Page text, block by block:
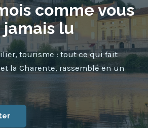
comme vous
jamais lu
tourisme : tout ce qui fait
la Charente, rassemblé en un